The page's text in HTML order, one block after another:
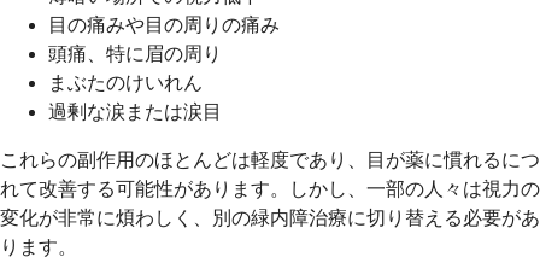
目の痛みや目の周りの痛み
頭痛、特に眉の周り
まぶたのけいれん
過剰な涙または涙目
これらの副作用のほとんどは軽度であり、目が薬に慣れるにつ
れて改善する可能性があります。しかし、一部の人々は視力の
変化が非常に煩わしく、別の緑内障治療に切り替える必要があ
ります。